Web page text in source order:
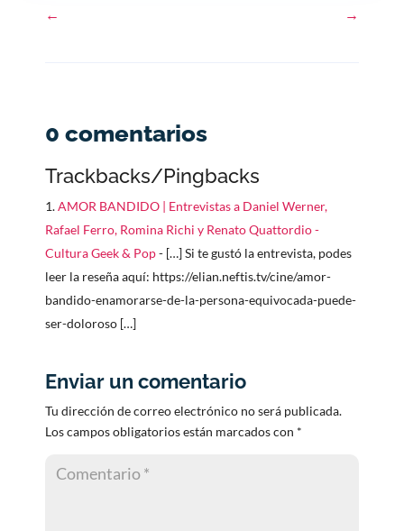
← →
0 comentarios
Trackbacks/Pingbacks
AMOR BANDIDO | Entrevistas a Daniel Werner,
Rafael Ferro, Romina Richi y Renato Quattordio -
Cultura Geek & Pop- […] Si te gustó la entrevista, podes
leer la reseña aquí: https://elian.neftis.tv/cine/amor-
bandido-enamorarse-de-la-persona-equivocada-puede-
ser-doloroso […]
Enviar un comentario
Tu dirección de correo electrónico no será publicada.
Los campos obligatorios están marcados con *